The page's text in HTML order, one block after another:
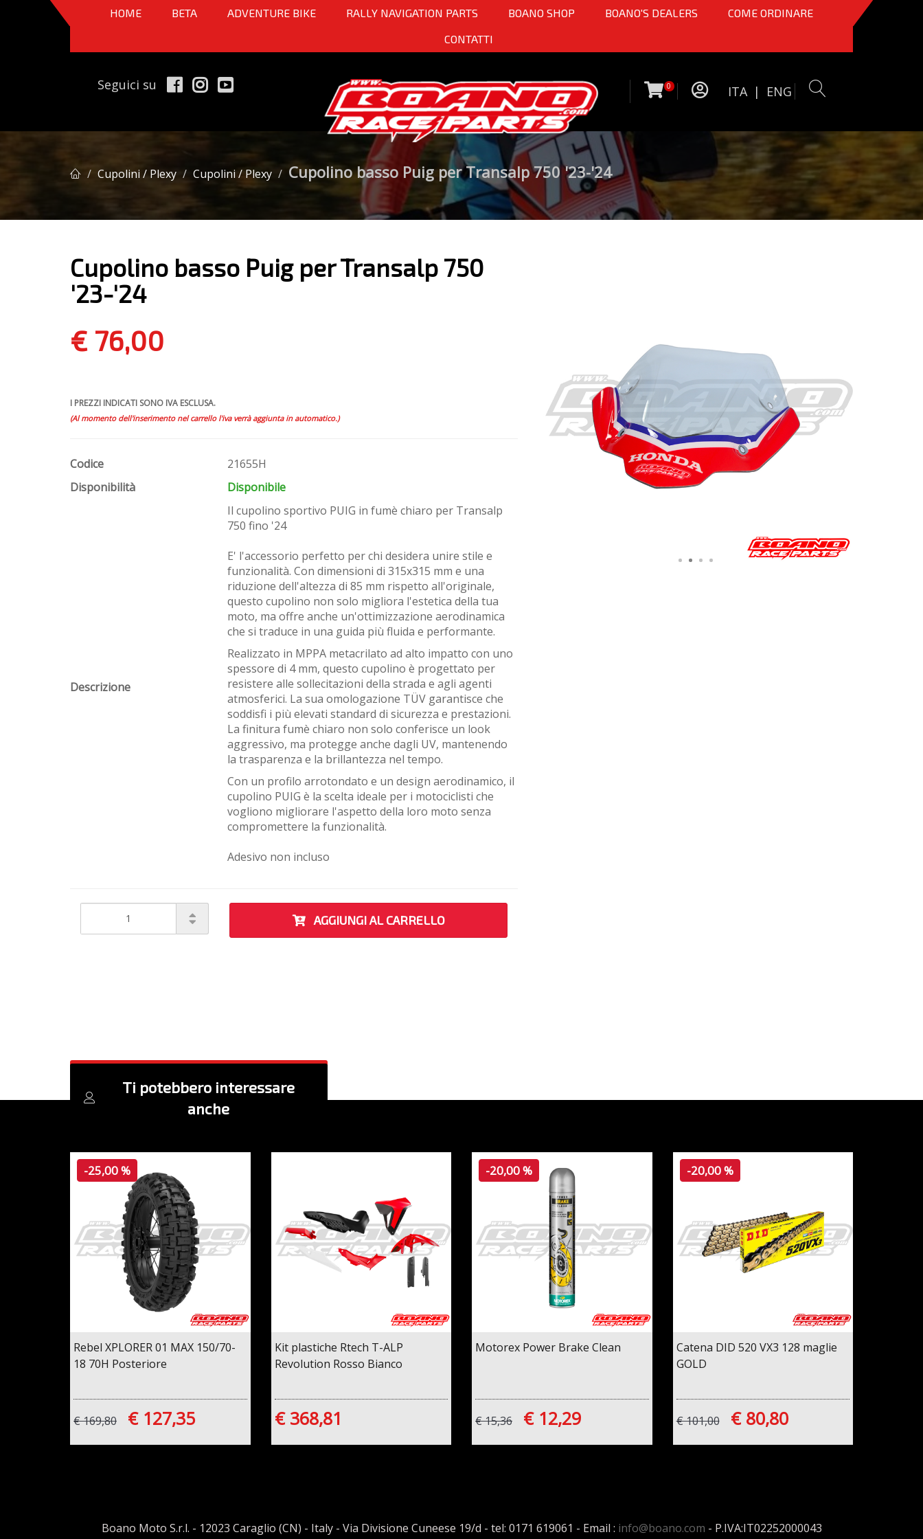
HOME BETA ADVENTURE BIKE RALLY NAVIGATION PARTS BOANO SHOP BOANO'S DEALERS
COME ORDINARE
CONTATTI
Seguici su 0 ITA | ENG
Cupolini / Plexy Cupolini / Plexy Cupolino basso Puig per Transalp 750 '23-'24
Cupolino basso Puig per Transalp 750
'23-'24
€ 76,00
I PREZZI INDICATI SONO IVA ESCLUSA.
(Al momento dell'inserimento nel carrello l'iva verrà aggiunta in automatico.)
Codice
21655H
Disponibilità
Disponibile
Descrizione
Il cupolino sportivo PUIG in fumè chiaro per Transalp
750 fino '24
E' l'accessorio perfetto per chi desidera unire stile e
funzionalità. Con dimensioni di 315x315 mm e una
riduzione dell'altezza di 85 mm rispetto all'originale,
questo cupolino non solo migliora l'estetica della tua
moto, ma offre anche un'ottimizzazione aerodinamica
che si traduce in una guida più fluida e performante.
Realizzato in MPPA metacrilato ad alto impatto con uno
spessore di 4 mm, questo cupolino è progettato per
resistere alle sollecitazioni della strada e agli agenti
atmosferici. La sua omologazione TÜV garantisce che
soddisfi i più elevati standard di sicurezza e prestazioni.
La finitura fumè chiaro non solo conferisce un look
aggressivo, ma protegge anche dagli UV, mantenendo
la trasparenza e la brillantezza nel tempo.
Con un profilo arrotondato e un design aerodinamico, il
cupolino PUIG è la scelta ideale per i motociclisti che
vogliono migliorare l'aspetto della loro moto senza
compromettere la funzionalità.
Adesivo non incluso
AGGIUNGI AL CARRELLO
Ti potebbero interessare
anche
-25,00 %
Rebel XPLORER 01 MAX 150/70-
18 70H Posteriore
€ 169,80 € 127,35
Kit plastiche Rtech T-ALP
Revolution Rosso Bianco
€ 368,81
-20,00 %
Motorex Power Brake Clean
€ 15,36 € 12,29
-20,00 %
Catena DID 520 VX3 128 maglie
GOLD
€ 101,00 € 80,80
Boano Moto S.r.l. - 12023 Caraglio (CN) - Italy - Via Divisione Cuneese 19/d - tel: 0171 619061 - Email : info@boano.com - P.IVA:IT02252000043